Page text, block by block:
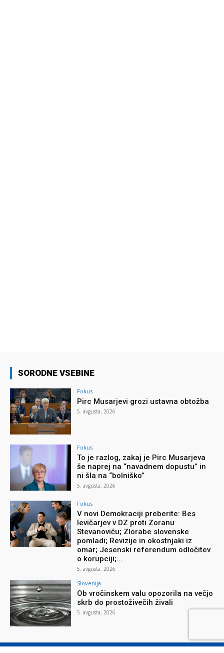
SORODNE VSEBINE
Fokus
Pirc Musarjevi grozi ustavna obtožba
5. avgusta, 2026
Fokus
To je razlog, zakaj je Pirc Musarjeva
še naprej na “navadnem dopustu” in
ni šla na “bolniško”
5. avgusta, 2026
Fokus
V novi Demokraciji preberite: Bes
levičarjev v DZ proti Zoranu
Stevanoviću; Zlorabe slovenske
pomladi; Revizije in okostnjaki iz
omar; Jesenski referendum odločitev
o korupciji;...
5. avgusta, 2026
Slovenija
Ob vročinskem valu opozorila na večjo
skrb do prostoživečih živali
5. avgusta, 2026